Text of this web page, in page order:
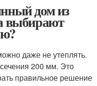
дом из
выбирают
даже не утеплять.
200 мм. Это
правильное решение